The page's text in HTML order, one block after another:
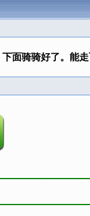
面骑骑好了。能